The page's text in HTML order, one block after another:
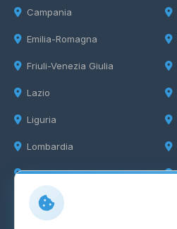
Campania
Emilia-Romagna
Friuli-Venezia Giulia
Lazio
Liguria
Lombardia
Marche
Info